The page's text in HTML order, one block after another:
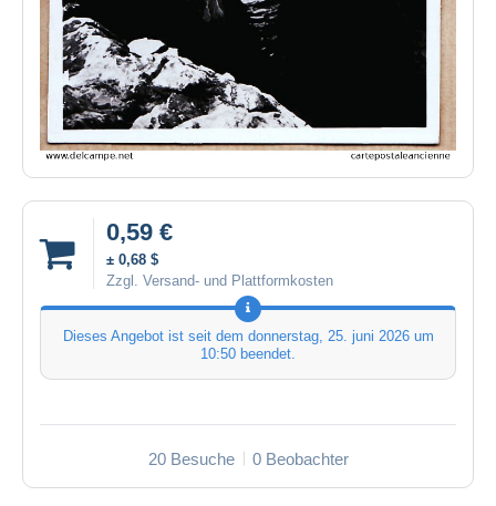
0,59 €
± 0,68 $
Zzgl. Versand- und Plattformkosten
Dieses Angebot ist seit dem donnerstag, 25. juni 2026 um
10:50 beendet.
20 Besuche 0 Beobachter